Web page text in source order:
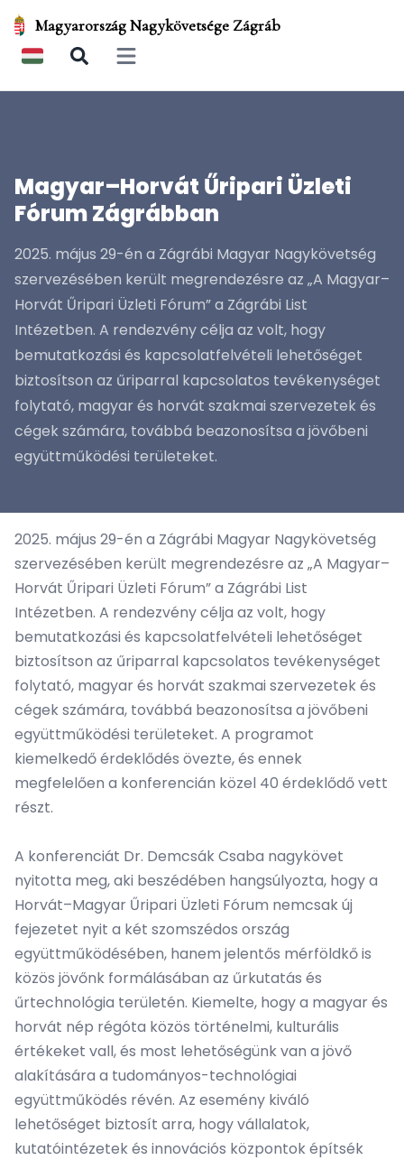
Magyarország Nagykövetsége Zágráb
Open main menu
Magyar–Horvát Űripari Üzleti
Fórum Zágrábban
2025. május 29-én a Zágrábi Magyar Nagykövetség
szervezésében került megrendezésre az „A Magyar–
Horvát Űripari Üzleti Fórum” a Zágrábi List
Intézetben. A rendezvény célja az volt, hogy
bemutatkozási és kapcsolatfelvételi lehetőséget
biztosítson az űriparral kapcsolatos tevékenységet
folytató, magyar és horvát szakmai szervezetek és
cégek számára, továbbá beazonosítsa a jövőbeni
együttműködési területeket.
2025. május 29-én a Zágrábi Magyar Nagykövetség
szervezésében került megrendezésre az „A Magyar–
Horvát Űripari Üzleti Fórum” a Zágrábi List
Intézetben. A rendezvény célja az volt, hogy
bemutatkozási és kapcsolatfelvételi lehetőséget
biztosítson az űriparral kapcsolatos tevékenységet
folytató, magyar és horvát szakmai szervezetek és
cégek számára, továbbá beazonosítsa a jövőbeni
együttműködési területeket. A programot
kiemelkedő érdeklődés övezte, és ennek
megfelelően a konferencián közel 40 érdeklődő vett
részt.
A konferenciát Dr. Demcsák Csaba nagykövet
nyitotta meg, aki beszédében hangsúlyozta, hogy a
Horvát–Magyar Űripari Üzleti Fórum nemcsak új
fejezetet nyit a két szomszédos ország
együttműködésében, hanem jelentős mérföldkő is
közös jövőnk formálásában az űrkutatás és
űrtechnológia területén. Kiemelte, hogy a magyar és
horvát nép régóta közös történelmi, kulturális
értékeket vall, és most lehetőségünk van a jövő
alakítására a tudományos-technológiai
együttműködés révén. Az esemény kiváló
lehetőséget biztosít arra, hogy vállalatok,
kutatóintézetek és innovációs központok építsék